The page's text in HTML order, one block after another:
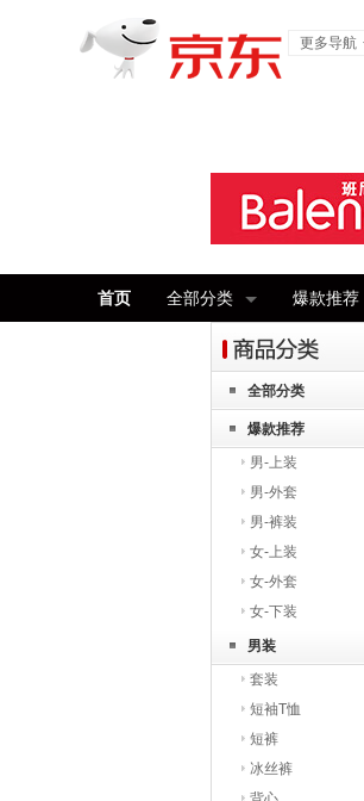
更多导航
首页 全部分类 爆款推荐
全部分类
爆款推荐
男-上装
男-外套
男-裤装
女-上装
女-外套
女-下装
男装
套装
短袖T恤
短裤
冰丝裤